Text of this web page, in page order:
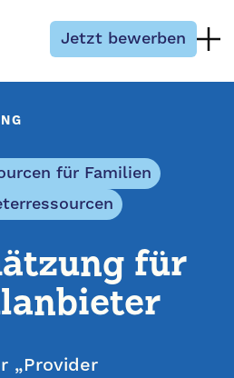
Jetzt bewerben
für Familien
für
„Provider